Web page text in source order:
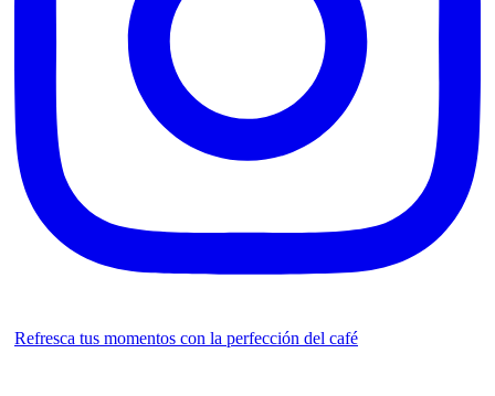
Refresca tus momentos con la perfección del café